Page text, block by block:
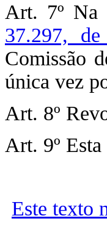
Art. 7º
37.297,
Comissão
única vez
Art. 8º
Art. 9º
Este texto